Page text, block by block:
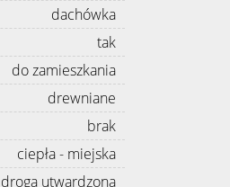
dachówka
tak
do zamieszkania
drewniane
brak
ciepła - miejska
droga utwardzona